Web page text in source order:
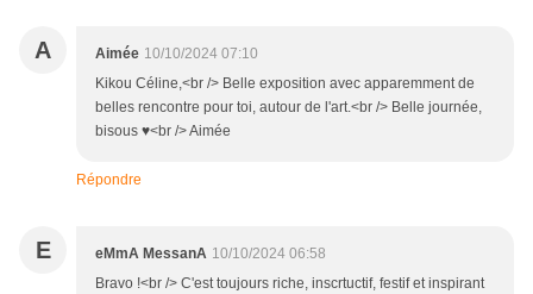
A Aimée 10/10/2024 07:10
Kikou Céline,<br /> Belle exposition avec apparemment de
belles rencontre pour toi, autour de l'art.<br /> Belle journée,
bisous ♥<br /> Aimée
Répondre
E eMmA MessanA 10/10/2024 06:58
Bravo !<br /> C'est toujours riche, inscrtuctif, festif et inspirant